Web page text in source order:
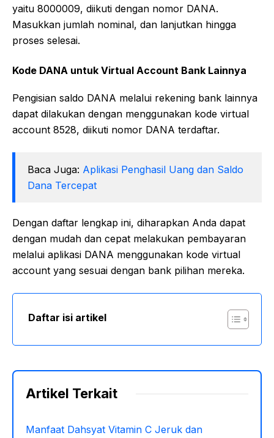
yaitu 8000009, diikuti dengan nomor DANA.
Masukkan jumlah nominal, dan lanjutkan hingga
proses selesai.
Kode DANA untuk Virtual Account Bank Lainnya
Pengisian saldo DANA melalui rekening bank lainnya
dapat dilakukan dengan menggunakan kode virtual
account 8528, diikuti nomor DANA terdaftar.
Baca Juga: Aplikasi Penghasil Uang dan Saldo
Dana Tercepat
Dengan daftar lengkap ini, diharapkan Anda dapat
dengan mudah dan cepat melakukan pembayaran
melalui aplikasi DANA menggunakan kode virtual
account yang sesuai dengan bank pilihan mereka.
Daftar isi artikel
Artikel Terkait
Manfaat Dahsyat Vitamin C Jeruk dan